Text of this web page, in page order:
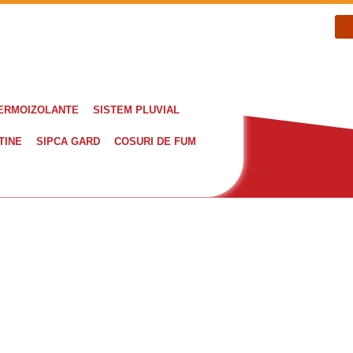
SISTEM PLUVIAL
SIPCA GARD COSURI DE FUM